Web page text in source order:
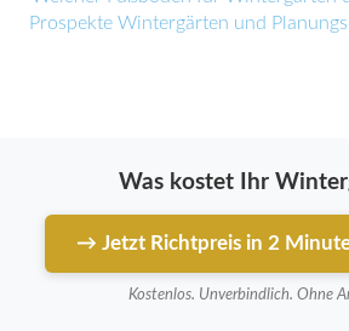
Prospekte Wintergärten und
Was kostet Ihr
→ Jetzt Richtpreis in 2
Kostenlos. Unverbindlich. Ohne